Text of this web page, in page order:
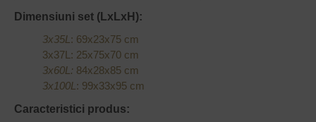
Dimensiuni set (LxLxH):
3x35L : 69x23x75 cm
3x37L: 25x75x70 cm
3x60L: 84x28x85 cm
3x100L : 99x33x95 cm
Caracteristici produs: